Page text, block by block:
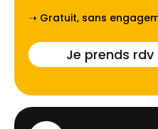
➝ Gratuit, sans
Je prends rdv